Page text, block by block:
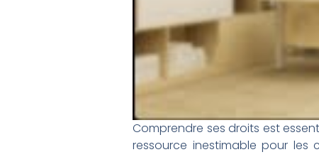
Comprendre ses droits est
ressource inestimable pour les